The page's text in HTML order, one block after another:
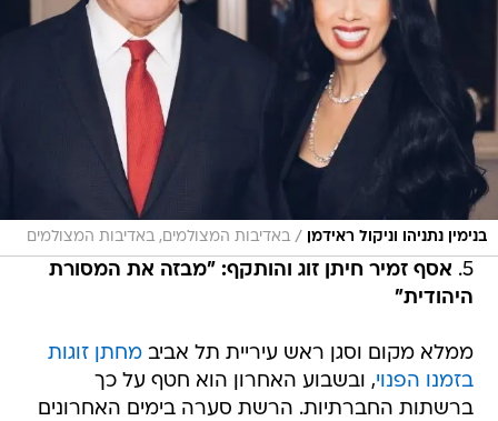
בנימין נתניהו וניקול ראידמן / באדיבות המצולמים, באדיבות המצולמים
5. אסף זמיר חיתן זוג והותקף: "מבזה את המסורת
היהודית"
ממלא מקום וסגן ראש עיריית תל אביבמחתן זוגות
בזמנו הפנוי, ובשבוע האחרון הוא חטף על כך
ברשתות החברתיות. הרשת סערה בימים האחרונים